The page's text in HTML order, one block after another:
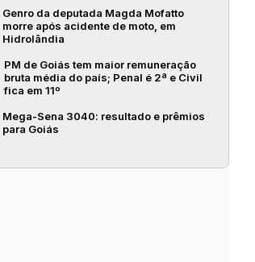
Genro da deputada Magda Mofatto
morre após acidente de moto, em
Hidrolândia
PM de Goiás tem maior remuneração
bruta média do país; Penal é 2ª e Civil
fica em 11º
Mega-Sena 3040: resultado e prêmios
para Goiás